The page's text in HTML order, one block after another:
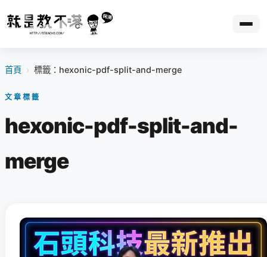
首頁 › 標籤：hexonic-pdf-split-and-merge
文章標籤
hexonic-pdf-split-and-
merge